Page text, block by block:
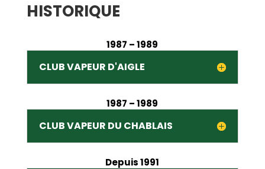
HISTORIQUE
1987 – 1989
CLUB VAPEUR D'AIGLE
1987 – 1989
CLUB VAPEUR DU CHABLAIS
Depuis 1991